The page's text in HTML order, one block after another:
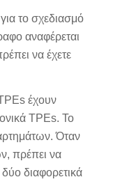
το σχεδιασμό
αναφέρεται
να έχετε
έχουν
TPEs. Το
Όταν
πρέπει να
διαφορετικά